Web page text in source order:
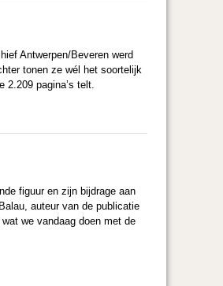
Antwerpen/Beveren werd
tonen ze wél het soortelijk
2.209 pagina’s telt.
figuur en zijn bijdrage aan
auteur van de publicatie
we vandaag doen met de